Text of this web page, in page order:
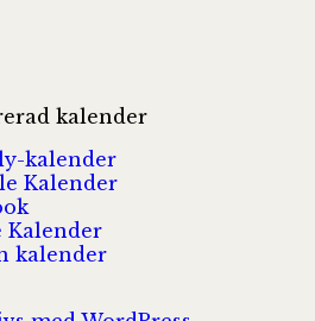
kalender
kalender
Kalender
Kalender
kalender